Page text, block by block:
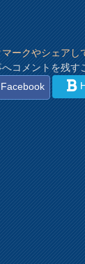
ークやシェアし
コメントを残す
Facebook